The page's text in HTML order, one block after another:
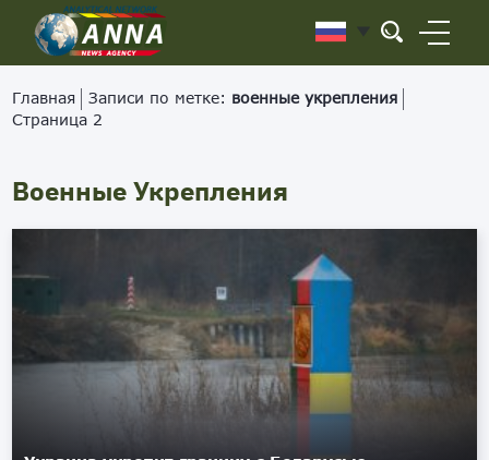
Главная Записи по метке: военные укрепления
Страница 2
Военные Укрепления